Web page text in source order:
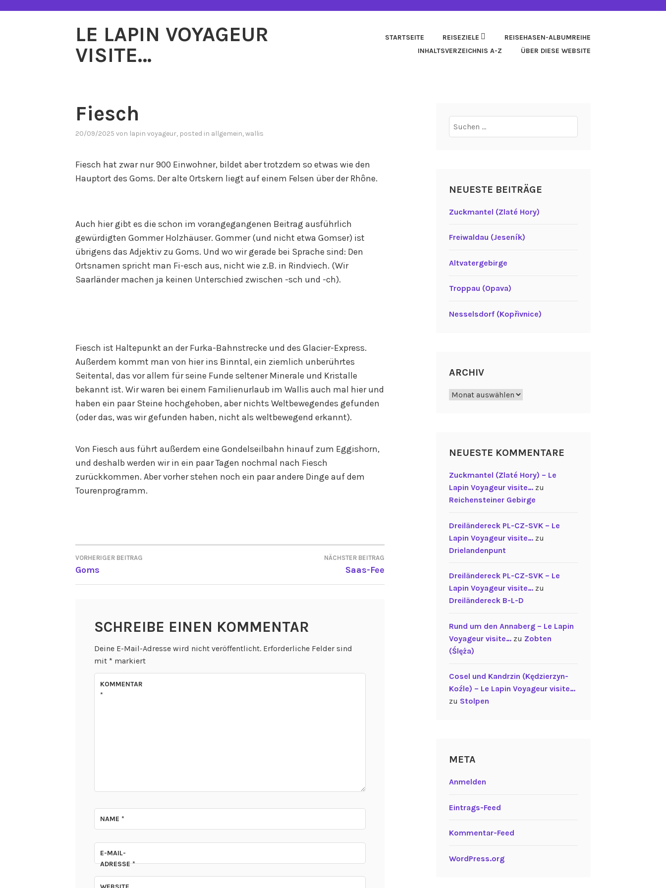
LE LAPIN VOYAGEUR
VISITE…
STARTSEITE REISEZIELE
REISEHASEN-ALBUMREIHE
INHALTSVERZEICHNIS A-Z
ÜBER DIESE WEBSITE
Fiesch
20/09/2025 von lapin voyageur, posted in allgemein,wallis
Fiesch hat zwar nur 900 Einwohner, bildet aber trotzdem so etwas wie den
Hauptort des Goms. Der alte Ortskern liegt auf einem Felsen über der Rhône.
Auch hier gibt es die schon im vorangegangenen Beitrag ausführlich
gewürdigten Gommer Holzhäuser. Gommer (und nicht etwa Gomser) ist
übrigens das Adjektiv zu Goms. Und wo wir gerade bei Sprache sind: Den
Ortsnamen spricht man Fi-esch aus, nicht wie z.B. in Rindviech. (Wir
Saarländer machen ja keinen Unterschied zwischen -sch und -ch).
Fiesch ist Haltepunkt an der Furka-Bahnstrecke und des Glacier-Express.
Außerdem kommt man von hier ins Binntal, ein ziemlich unberührtes
Seitental, das vor allem für seine Funde seltener Minerale und Kristalle
bekannt ist. Wir waren bei einem Familienurlaub im Wallis auch mal hier und
haben ein paar Steine hochgehoben, aber nichts Weltbewegendes gefunden
(oder das, was wir gefunden haben, nicht als weltbewegend erkannt).
Von Fiesch aus führt außerdem eine Gondelseilbahn hinauf zum Eggishorn,
und deshalb werden wir in ein paar Tagen nochmal nach Fiesch
zurückkommen. Aber vorher stehen noch ein paar andere Dinge auf dem
Tourenprogramm.
BEITRAGSNAVIGATION
VORHERIGER BEITRAG
Goms
NÄCHSTER BEITRAG
Saas-Fee
SCHREIBE EINEN KOMMENTAR
Deine E-Mail-Adresse wird nicht veröffentlicht. Erforderliche Felder sind
mit * markiert
KOMMENTAR
*
NAME *
E-MAIL-
ADRESSE*
Suchen
nach:
NEUESTE BEITRÄGE
Zuckmantel (Zlaté Hory)
Freiwaldau (Jeseník)
Altvatergebirge
Troppau (Opava)
Nesselsdorf (Kopřivnice)
ARCHIV
Archiv
NEUESTE KOMMENTARE
Zuckmantel (Zlaté Hory) – Le
Lapin Voyageur visite…zu
Reichensteiner Gebirge
Dreiländereck PL-CZ-SVK – Le
Lapin Voyageur visite…zu
Drielandenpunt
Dreiländereck PL-CZ-SVK – Le
Lapin Voyageur visite…zu
Dreiländereck B-L-D
Rund um den Annaberg – Le Lapin
Voyageur visite…zu Zobten
(Ślęża)
Cosel und Kandrzin (Kędzierzyn-
Koźle) – Le Lapin Voyageur visite…
zu Stolpen
META
Anmelden
Eintrags-Feed
Kommentar-Feed
WordPress.org